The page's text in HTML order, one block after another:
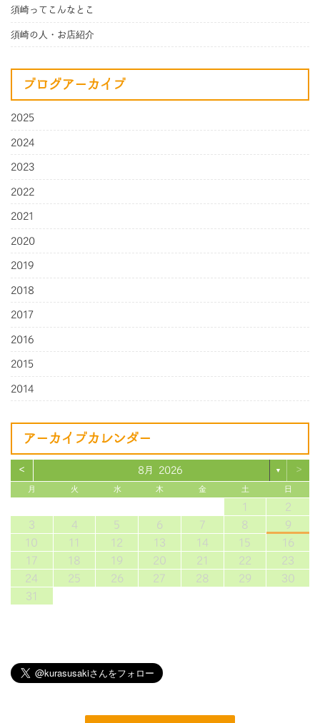
須崎ってこんなとこ
須崎の人・お店紹介
ブログアーカイブ
2025
2024
2023
2022
2021
2020
2019
2018
2017
2016
2015
2014
アーカイブカレンダー
< 8月 2026 ▼ >
月 火 水 木 金 土 日
1
2
3
4 5 6 7 8
9
10
11 12 13 14 15
16
17
18 19 20 21 22
23
24
25 26 27 28 29
30
31